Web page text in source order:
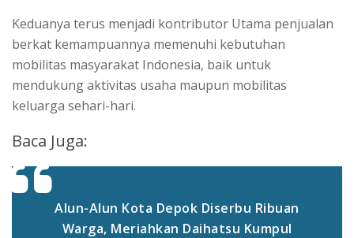
Keduanya terus menjadi kontributor Utama penjualan
berkat kemampuannya memenuhi kebutuhan
mobilitas masyarakat Indonesia, baik untuk
mendukung aktivitas usaha maupun mobilitas
keluarga sehari-hari.
Baca Juga:
Alun-Alun Kota Depok Diserbu Ribuan
Warga, Meriahkan Daihatsu Kumpul